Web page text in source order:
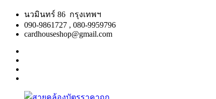
Skip
content
นวมินทร์ 86 กรุงเทพฯ
090-9861727 , 080-9959796
cardhouseshop@gmail.com